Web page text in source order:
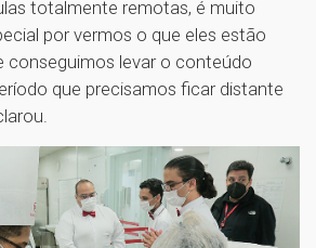
totalmente remotas, é muito
por vermos o que eles estão
conseguimos levar o conteúdo
que precisamos ficar distante